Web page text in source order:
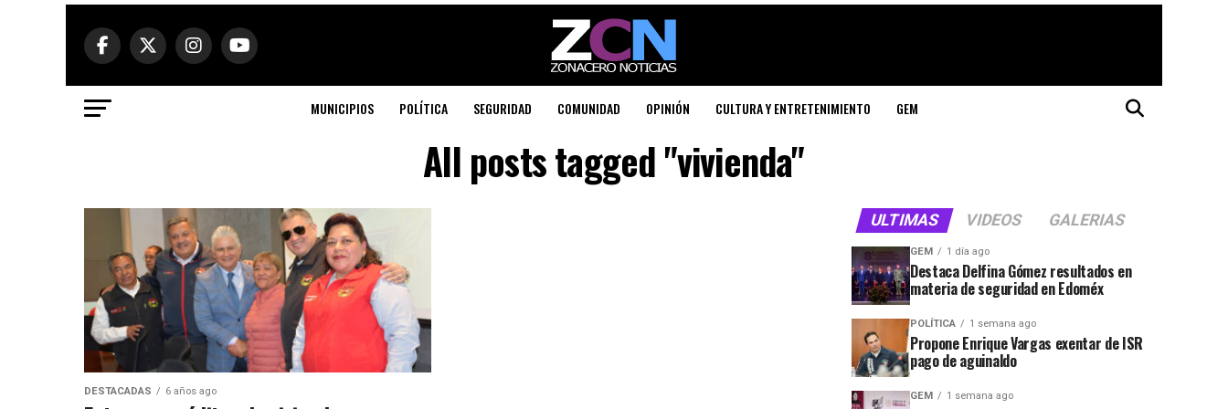
MUNICIPIOS POLÍTICA SEGURIDAD COMUNIDAD OPINIÓN CULTURA Y ENTRETENIMIENTO GEM
All posts tagged "vivienda"
DESTACADAS 6 años ago
ULTIMAS VIDEOS GALERIAS
GEM 1 día ago
Destaca Delfina Gómez resultados en
materia de seguridad en Edoméx
POLÍTICA 1 semana ago
Propone Enrique Vargas exentar de ISR
pago de aguinaldo
GEM 1 semana ago